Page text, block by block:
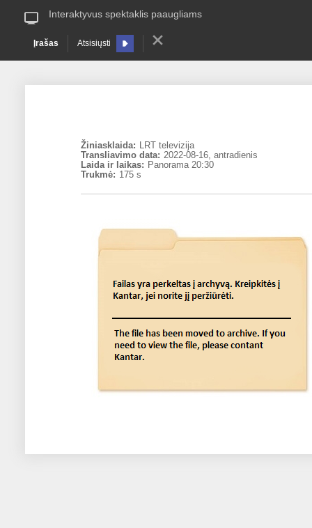
Interaktyvus spektaklis paaugliams
Įrašas Atsisiųsti
Žiniasklaida: LRT televizija
Transliavimo data: 2022-08-16, antradienis
Laida ir laikas: Panorama 20:30
Trukmė: 175 s